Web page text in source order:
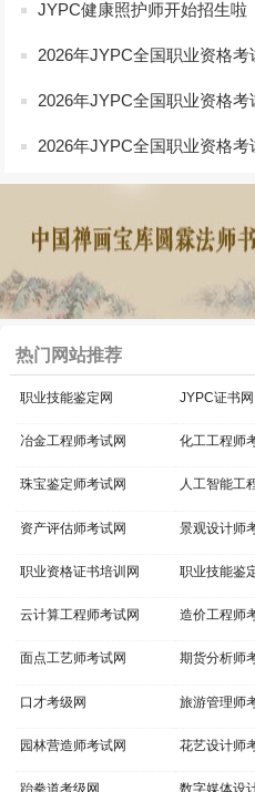
JYPC健康照护师开始招生啦
2026年JYPC全国职业资格
2026年JYPC全国职业资格
2026年JYPC全国职业资格
热门网站推荐
职业技能鉴定网 JYPC证书网
冶金工程师考试网 化工工程师
珠宝鉴定师考试网 人工智能工
资产评估师考试网 景观设计师
职业资格证书培训网 职业技能鉴
云计算工程师考试网 造价工程师
面点工艺师考试网 期货分析师
口才考级网 旅游管理师
园林营造师考试网 花艺设计师